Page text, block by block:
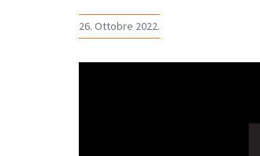
26. Ottobre 2022.